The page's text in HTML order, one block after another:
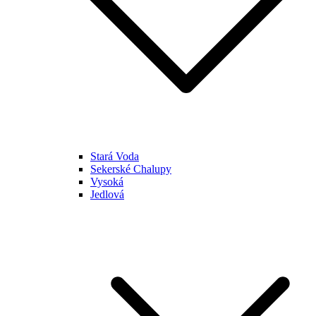
Stará Voda
Sekerské Chalupy
Vysoká
Jedlová